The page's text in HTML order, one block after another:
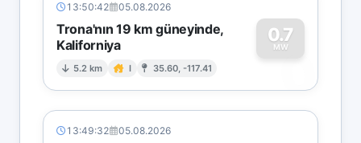
13:50:42 05.08.2026
Trona'nın 19 km güneyinde,
Kaliforniya
5.2 km I 35.60, -117.41
0.7
MW
0
13:49:32 05.08.2026